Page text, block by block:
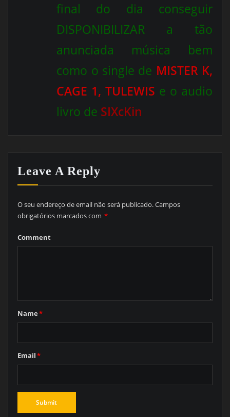
final do dia conseguir
DISPONIBILIZAR a tão
anunciada música bem
como o single de MISTER K,
CAGE 1, TULEWIS e o audio
livro de SIXcKin
Leave A Reply
O seu endereço de email não será publicado.Campos
obrigatórios marcados com *
Comment
Name*
Email*